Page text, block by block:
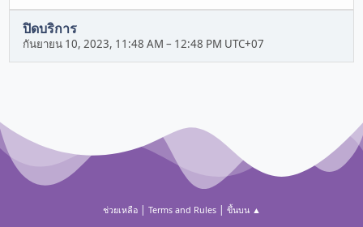
ปิดบริการ
กันยายน 10, 2023, 11:48 AM – 12:48 PM UTC+07
ช่วยเหลือ| Terms and Rules| ขึ้นบน ▲